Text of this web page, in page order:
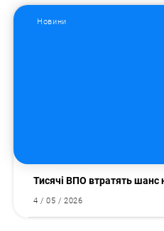
Новини
Тисячі ВПО втратять шанс
4 / 05 / 2026